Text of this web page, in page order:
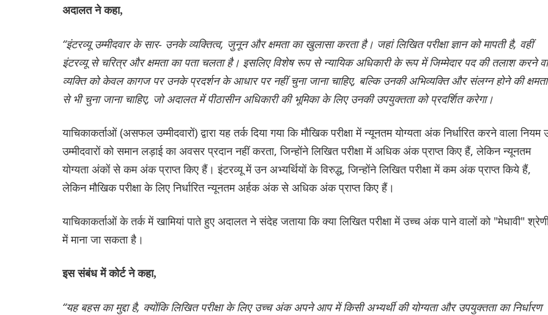
अदालत ने कहा,
“इंटरव्यू उम्मीदवार के सार- उनके व्यक्तित्व, जुनून और क्षमता का खुलासा करता है। जहां लिखित परीक्षा ज्ञान को मापती है, वहीं
इंटरव्यू से चरित्र और क्षमता का पता चलता है। इसलिए विशेष रूप से न्यायिक अधिकारी के रूप में जिम्मेदार पद की तलाश करने
व्यक्ति को केवल कागज पर उनके प्रदर्शन के आधार पर नहीं चुना जाना चाहिए, बल्कि उनकी अभिव्यक्ति और संलग्न होने की क्षमता
से भी चुना जाना चाहिए, जो अदालत में पीठासीन अधिकारी की भूमिका के लिए उनकी उपयुक्तता को प्रदर्शित करेगा।
याचिकाकर्ताओं (असफल उम्मीदवारों) द्वारा यह तर्क दिया गया कि मौखिक परीक्षा में न्यूनतम योग्यता अंक निर्धारित करने वाला नियम
उम्मीदवारों को समान लड़ाई का अवसर प्रदान नहीं करता, जिन्होंने लिखित परीक्षा में अधिक अंक प्राप्त किए हैं, लेकिन न्यूनतम
योग्यता अंकों से कम अंक प्राप्त किए हैं। इंटरव्यू में उन अभ्यर्थियों के विरुद्ध, जिन्होंने लिखित परीक्षा में कम अंक प्राप्त किये हैं,
लेकिन मौखिक परीक्षा के लिए निर्धारित न्यूनतम अर्हक अंक से अधिक अंक प्राप्त किए हैं।
याचिकाकर्ताओं के तर्क में खामियां पाते हुए अदालत ने संदेह जताया कि क्या लिखित परीक्षा में उच्च अंक पाने वालों को "मेधावी"
में माना जा सकता है।
इस संबंध में कोर्ट ने कहा,
“यह बहस का मुद्दा है, क्योंकि लिखित परीक्षा के लिए उच्च अंक अपने आप में किसी अभ्यर्थी की योग्यता और उपयुक्तता का निर्धारण